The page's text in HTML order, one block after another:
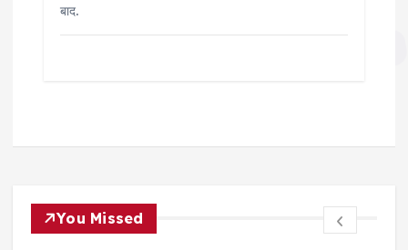
बाद.
You Missed